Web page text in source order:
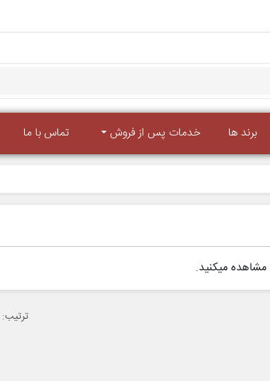
برند ها خدمات پس از فروش تماس با ما
مشاهده میکنید.
ترتیب: